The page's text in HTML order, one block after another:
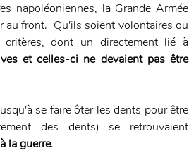
napoléoniennes, la Grande Armée
au front.  Qu'ils soient volontaires ou
critères, dont un directement lié à
et celles-ci ne devaient pas être
se faire ôter les dents pour être
des dents) se retrouvaient
la guerre.